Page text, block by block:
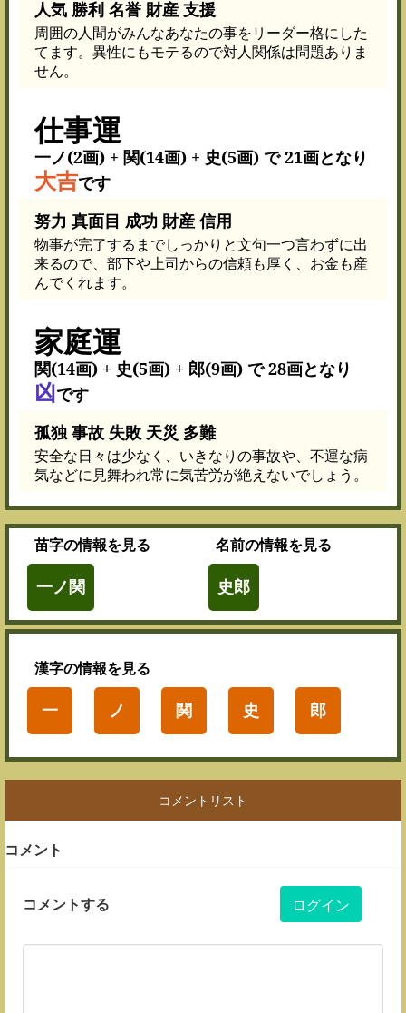
人気 勝利 名誉 財産 支援
周囲の人間がみんなあなたの事をリーダー格にした
てます。異性にもモテるので対人関係は問題ありま
せん。
仕事運
一ノ(2画) + 関(14画) + 史(5画) で 21画となり
大吉です
努力 真面目 成功 財産 信用
物事が完了するまでしっかりと文句一つ言わずに出
来るので、部下や上司からの信頼も厚く、お金も産
んでくれます。
家庭運
関(14画) + 史(5画) + 郎(9画) で 28画となり
凶です
孤独 事故 失敗 天災 多難
安全な日々は少なく、いきなりの事故や、不運な病
気などに見舞われ常に気苦労が絶えないでしょう。
苗字の情報を見る
一ノ関
名前の情報を見る
史郎
漢字の情報を見る
一 ノ 関 史 郎
コメントリスト
コメント
コメントする ログイン